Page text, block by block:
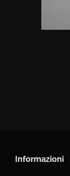
Informazioni